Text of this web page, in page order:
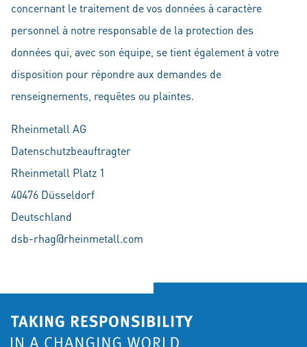
concernant le traitement de vos données à caractère
personnel à notre responsable de la protection des
données qui, avec son équipe, se tient également à votre
disposition pour répondre aux demandes de
renseignements, requêtes ou plaintes.
Rheinmetall AG
Datenschutzbeauftragter
Rheinmetall Platz 1
40476 Düsseldorf
Deutschland
dsb-rhag@rheinmetall.com